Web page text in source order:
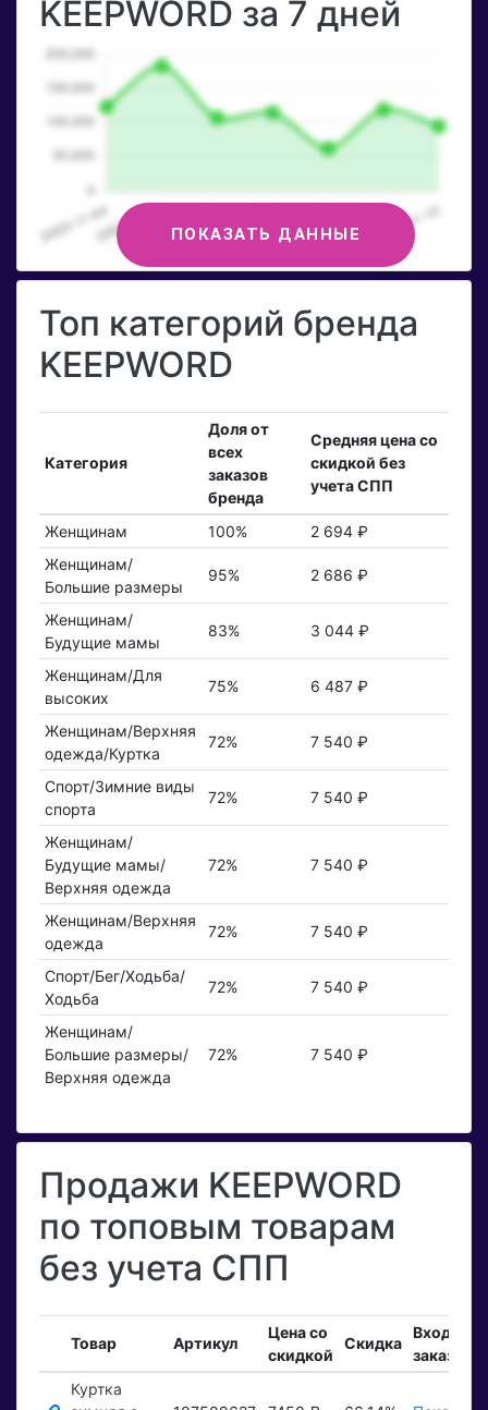
KEEPWORD за 7 дней
ПОКАЗАТЬ ДАННЫЕ
Топ категорий бренда
KEEPWORD
Категория
Доля от
всех
заказов
бренда
Средняя цена со
скидкой без
учета СПП
Женщинам 100%
2 694 ₽
Женщинам/
Большие размеры
95% 2 686 ₽
Женщинам/
Будущие мамы
83% 3 044 ₽
Женщинам/Для
высоких
75% 6 487 ₽
Женщинам/Верхняя
одежда/Куртка
72% 7 540 ₽
Спорт/Зимние виды
спорта
72% 7 540 ₽
Женщинам/
Будущие мамы/
Верхняя одежда
72% 7 540 ₽
Женщинам/Верхняя
одежда
72% 7 540 ₽
Спорт/Бег/Ходьба/
Ходьба
72% 7 540 ₽
Женщинам/
Большие размеры/
Верхняя одежда
72% 7 540 ₽
Продажи KEEPWORD
по топовым товарам
без учета СПП
Товар Артикул
Цена со
скидкой
Скидка
заказы
Куртка